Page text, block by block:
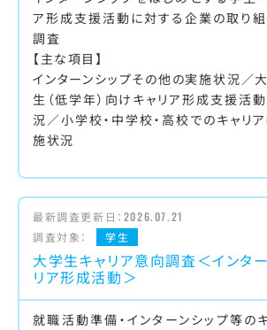
ア形成支援活動に対する企業の取り
調査
【主な項目】
インターンシップその他の実施状況／
生（低学年）向けキャリア形成支援活
況／小学校・中学校・高校でのキャリ
施状況
最新調査更新日： 2026.07.21
調査対象：
学生
大学生キャリア意向調査＜インター
リア形成活動＞
就職活動準備・インターンシップ等の